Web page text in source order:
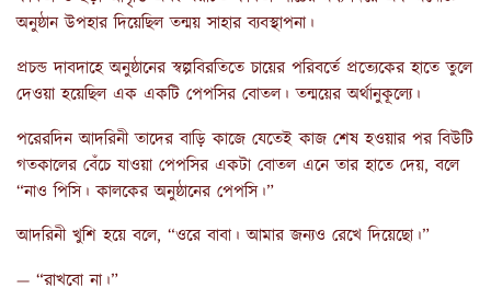
অনুষ্ঠান উপহার দিয়েছিল তন্ময় সাহার ব্যবস্থাপনা।
প্রচন্ড দাবদাহে অনুষ্ঠানের স্বল্পবিরতিতে চায়ের পরিবর্তে প্রত্যেকের হাতে তুলে
দেওয়া হয়েছিল এক একটি পেপসির বোতল। তন্ময়ের অর্থানুকূল্যে।
পরেরদিন আদরিনী তাদের বাড়ি কাজে যেতেই কাজ শেষ হওয়ার পর বিউটি
গতকালের বেঁচে যাওয়া পেপসির একটা বোতল এনে তার হাতে দেয়, বলে
“নাও পিসি। কালকের অনুষ্ঠানের পেপসি।”
আদরিনী খুশি হয়ে বলে, “ওরে বাবা। আমার জন্যও রেখে দিয়েছো।”
— “রাখবো না।”